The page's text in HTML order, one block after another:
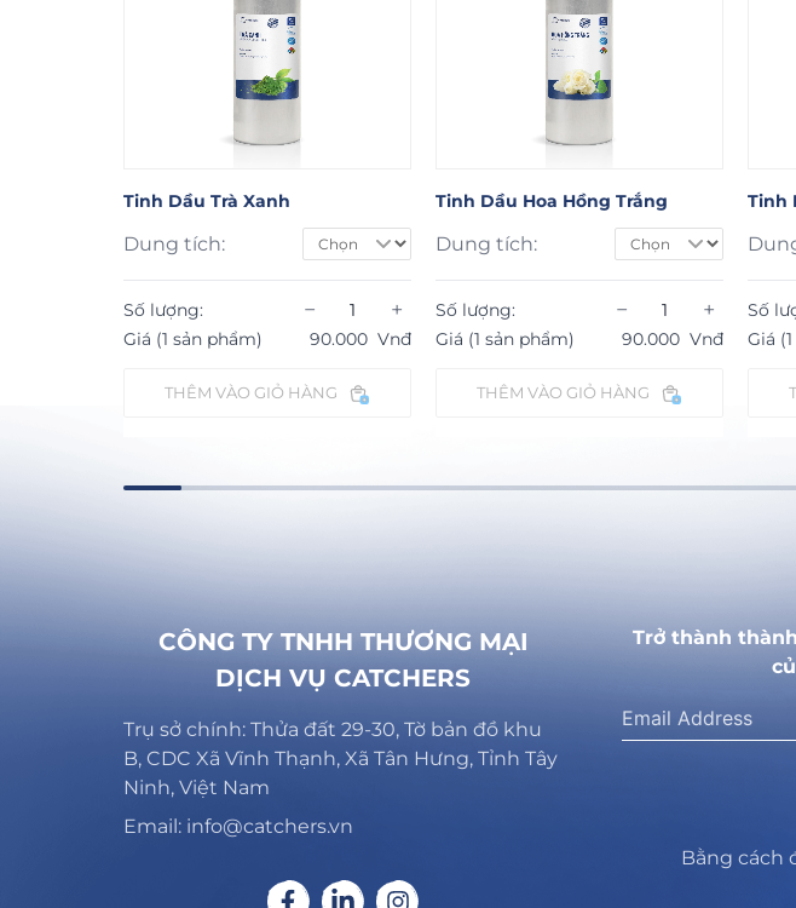
Tinh Dầu Hoa Hồng Trắng
Dung tích:
Số lượng: − +
Giá (1 sản phẩm) 90.000 Vnđ
THÊM VÀO GIỎ HÀNG
Tinh Dầu Trà Chai
Dung tích:
Số lượng: − +
Giá (1 sản phẩm) 97.000 Vnđ
THÊM VÀO GIỎ HÀNG
Tinh
Số
Giá
CÔNG TY TNHH THƯƠNG MẠI
DỊCH VỤ CATCHERS
Trụ sở chính: Thửa đất 29-30, Tờ bản đồ khu
B, CDC Xã Vĩnh Thạnh, Xã Tân Hưng, Tỉnh Tây
Ninh, Việt Nam
Email: info@catchers.vn
Trở thành
Bằng cách